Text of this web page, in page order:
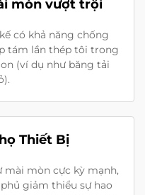
mòn vượt trội
có khả năng chống
tám lần thép tôi trong
(ví dụ như băng tải
Thiết Bị
mài mòn cực kỳ mạnh,
giảm thiểu sự hao